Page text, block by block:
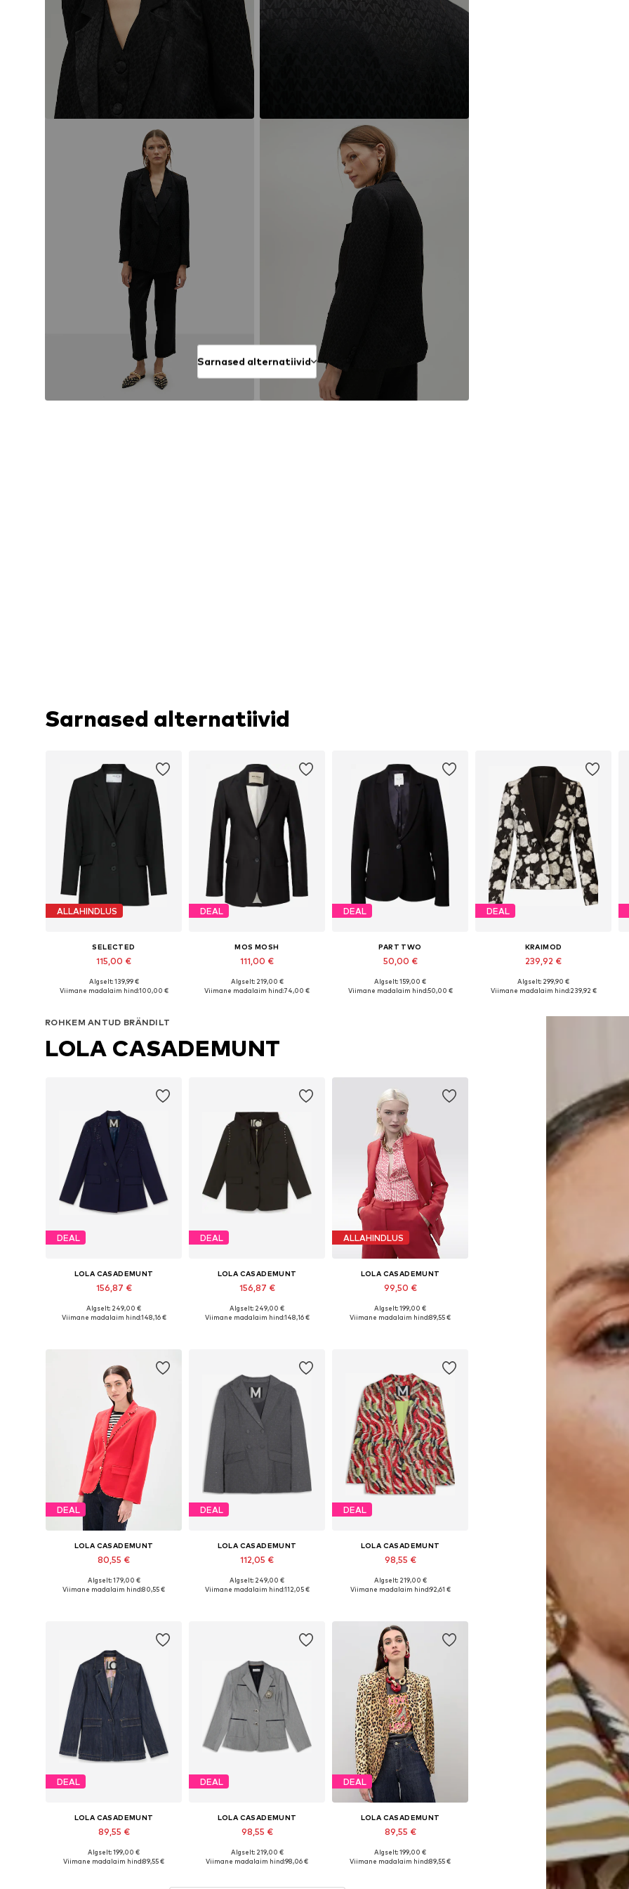
Sarnased alternatiivid
Sarnased alternatiivid
ALLAHINDLUS
SELECTED
115,00 €
Algselt: 139,99 €
Viimane madalaim hind:100,00 €
DEAL
MOS MOSH
111,00 €
Algselt: 219,00 €
Viimane madalaim hind:74,00 €
DEAL
PART TWO
50,00 €
Algselt: 159,00 €
Viimane madalaim hind:50,00 €
DEAL
KRAIMOD
239,92 €
Algselt: 299,90 €
Viimane madalaim hind:239,92 €
ROHKEM ANTUD BRÄNDILT
LOLA CASADEMUNT
DEAL
LOLA CASADEMUNT
156,87 €
Algselt: 249,00 €
Viimane madalaim hind:148,16 €
DEAL
LOLA CASADEMUNT
156,87 €
Algselt: 249,00 €
Viimane madalaim hind:148,16 €
ALLAHINDLUS
LOLA CASADEMUNT
99,50 €
Algselt: 199,00 €
Viimane madalaim hind:89,55 €
DEAL
LOLA CASADEMUNT
80,55 €
Algselt: 179,00 €
Viimane madalaim hind:80,55 €
DEAL
LOLA CASADEMUNT
112,05 €
Algselt: 249,00 €
Viimane madalaim hind:112,05 €
DEAL
LOLA CASADEMUNT
98,55 €
Algselt: 219,00 €
Viimane madalaim hind:92,61 €
DEAL
LOLA CASADEMUNT
89,55 €
Algselt: 199,00 €
Viimane madalaim hind:89,55 €
DEAL
LOLA CASADEMUNT
98,55 €
Algselt: 219,00 €
Viimane madalaim hind:98,06 €
DEAL
LOLA CASADEMUNT
89,55 €
Algselt: 199,00 €
Viimane madalaim hind:89,55 €